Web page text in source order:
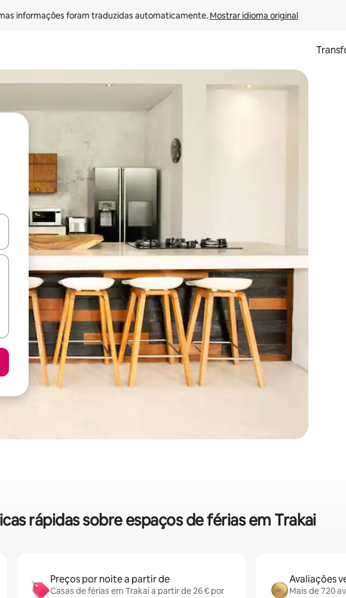
informações foram traduzidas automaticamente. Mostrar idioma original
com as teclas de seta para cima e para baixo ou explore com gestos de toque ou
rápidas sobre espaços de férias em Trakai
Preços por noite a partir de
Casas de férias em Trakai a partir de 26 € por
Avaliações
Mais de 720